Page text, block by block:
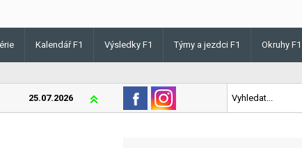
Kalendář F1 Výsledky F1 Týmy a jezdci F1 Okruhy F1
25.07.2026 Lando Norris v Maďarsku letos poprvé vyhrál kvalifikaci